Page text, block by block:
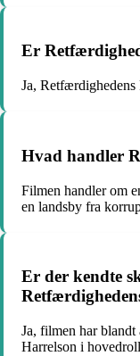
Er
Ja,
Hvad handler
Filmen handler om
en landsby fra
Er der kendte
Ja, filmen har
Harrelson i